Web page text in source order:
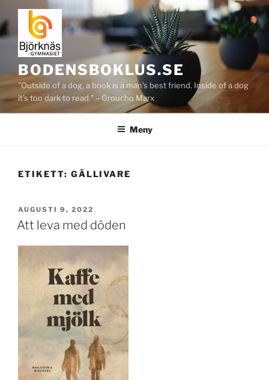
Hoppa
till
innehåll
BODENSBOKLUS.SE
"Outside of a dog, a book is a man's best friend. Inside of a dog
it's too dark to read." – Groucho Marx
Meny
ETIKETT: GÄLLIVARE
PUBLICERAT
AUGUSTI 9, 2022
Att leva med döden